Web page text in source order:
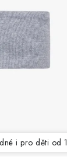
i pro děti od